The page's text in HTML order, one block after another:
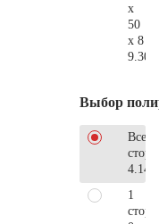
x
50
x 8
Выбор
Все
1